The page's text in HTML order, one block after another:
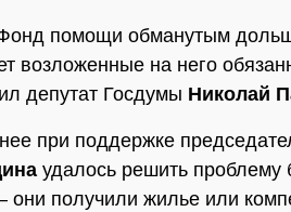
помощи обманутым
возложенные на него
депутат Госдумы Николай
при поддержке
удалось решить проблему
получили жилье или